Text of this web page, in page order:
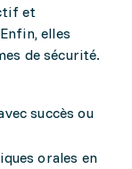
et
elles
de sécurité.
succès ou
orales en